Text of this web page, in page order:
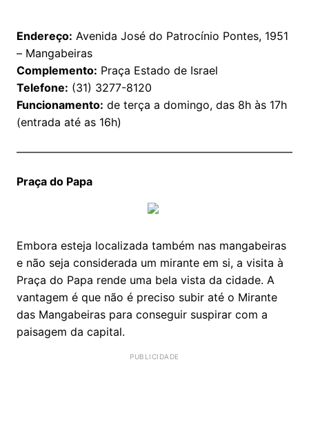
Endereço: Avenida José do Patrocínio Pontes, 1951
– Mangabeiras
Complemento: Praça Estado de Israel
Telefone: (31) 3277-8120
Funcionamento: de terça a domingo, das 8h às 17h
(entrada até as 16h)
Praça do Papa
Embora esteja localizada também nas mangabeiras
e não seja considerada um mirante em si, a visita à
Praça do Papa rende uma bela vista da cidade. A
vantagem é que não é preciso subir até o Mirante
das Mangabeiras para conseguir suspirar com a
paisagem da capital.